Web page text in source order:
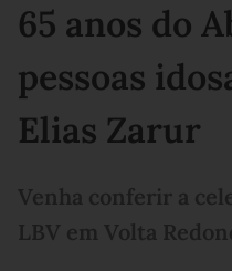
65 anos do
pessoas
Elias Zarur
Venha conferir a
LBV em Volta